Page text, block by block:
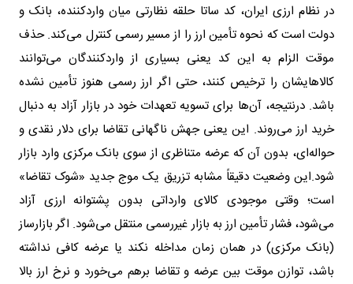
در نظام ارزی ایران، کد ساتا حلقه نظارتی میان واردکننده، بانک و
دولت است که نحوه تأمین ارز را از مسیر رسمی کنترل می‌کند. حذف
موقت الزام به این کد یعنی بسیاری از واردکنندگان می‌توانند
کالاهایشان را ترخیص کنند، حتی اگر ارز رسمی هنوز تأمین نشده
باشد. درنتیجه، آن‌ها برای تسویه تعهدات خود در بازار آزاد به دنبال
خرید ارز می‌روند. این یعنی جهش ناگهانی تقاضا برای دلار نقدی و
حواله‌ای، بدون آن که عرضه متناظری از سوی بانک مرکزی وارد بازار
شود.این وضعیت دقیقاً مشابه تزریق یک موج جدید «شوک تقاضا»
است؛ وقتی موجودی کالای وارداتی بدون پشتوانه ارزی آزاد
می‌شود، فشار تأمین ارز به بازار غیررسمی منتقل می‌شود. اگر بازارساز
(بانک مرکزی) در همان زمان مداخله نکند یا عرضه کافی نداشته
باشد، توازن موقت بین عرضه و تقاضا برهم می‌خورد و نرخ ارز بالا